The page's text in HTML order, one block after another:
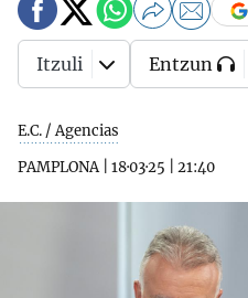
E.C. / Agencias
PAMPLONA| 18·03·25 21:40
Itzuli Entzun